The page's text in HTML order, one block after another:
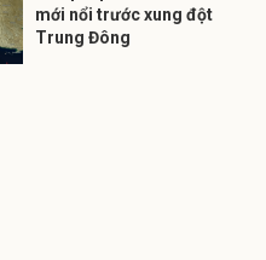
mới nổi trước xung đột
Trung Đông